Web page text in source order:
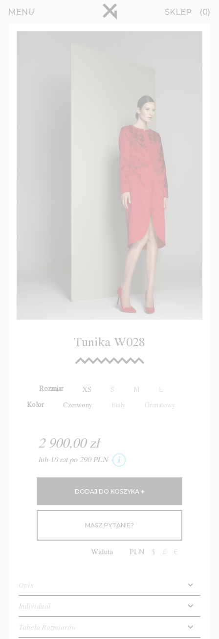
MENU SKLEP 0
Tunika W028
Rozmiar XS S M
Kolor Czerwony Biały Granatowy
2 900,00 zł
lub 10 rat po 290 PLN
MASZ PYTANIE?
Waluta PLN $ £ €
Opis
Individual
Tabela Rozmiarów